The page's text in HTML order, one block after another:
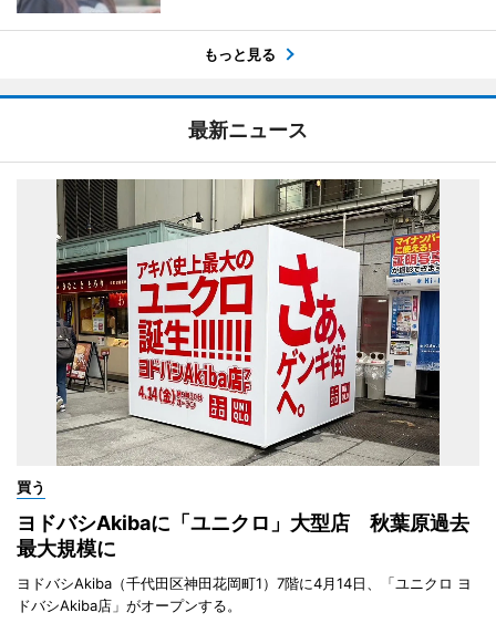
もっと見る
最新ニュース
買う
ヨドバシAkibaに「ユニクロ」大型店 秋葉原過去
最大規模に
ヨドバシAkiba（千代田区神田花岡町1）7階に4月14日、「ユニクロ ヨ
ドバシAkiba店」がオープンする。